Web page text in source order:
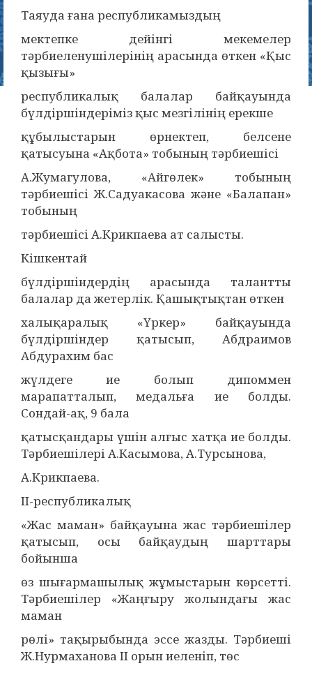
Таяуда ғана республикамыздың
мектепке дейінгі мекемелер
тәрбиеленушілерінің арасында өткен «Қыс
қызығы»
республикалық балалар байқауында
бүлдіршіндеріміз қыс мезгілінің ерекше
құбылыстарын өрнектеп, белсене
қатысуына «Ақбота» тобының тәрбиешісі
А.Жумагулова, «Айгөлек» тобының
тәрбиешісі Ж.Садуакасова және «Балапан»
тобының
тәрбиешісі А.Крикпаева ат салысты.
Кішкентай
бүлдіршіндердің арасында талантты
балалар да жетерлік. Қашықтықтан өткен
халықаралық «Үркер» байқауында
бүлдіршіндер қатысып, Абдраимов
Абдурахим бас
жүлдеге ие болып дипоммен
марапатталып, медальға ие болды.
Сондай-ақ, 9 бала
қатысқандары үшін алғыс хатқа ие болды.
Тәрбиешілері А.Касымова, А.Турсынова,
А.Крикпаева.
ІІ-республикалық
«Жас маман» байқауына жас тәрбиешілер
қатысып, осы байқаудың шарттары
бойынша
өз шығармашылық жұмыстарын көрсетті.
Тәрбиешілер «Жаңғыру жолындағы жас
маман
рөлі» тақырыбында эссе жазды. Тәрбиеші
Ж.Нурмаханова ІІ орын иеленіп, төс